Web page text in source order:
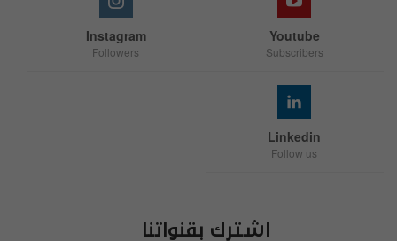
Youtube
Subscribers
Instagram
Followers
Linkedin
Follow us
اشترك بقنواتنا